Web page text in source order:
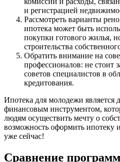
и регистрацией
Рассмотреть варианты
ипотека может быть
покупки готового жилья,
строительства
Обратить внимание на
профессионалов: не стоит
советов специалистов в
кредитования.
Ипотека для молодежи
финансовым инструментом,
людям осуществить мечту о
возможность оформить ипотеку
уже сейчас!
Сравнение